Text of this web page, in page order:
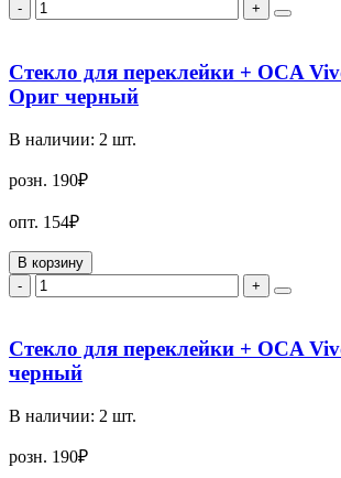
-
+
Стекло для переклейки + OCA
Ориг черный
В наличии: 2 шт.
розн. 190₽
опт. 154₽
В корзину
-
+
Стекло для переклейки + OCA
черный
В наличии: 2 шт.
розн. 190₽